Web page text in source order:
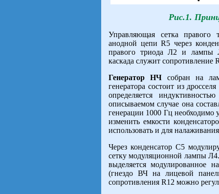
Рис.1.
Управляющая сетка правого
анодной цепи R5 через
правого триода Л2 и лампы
каскада служит сопротивление
Генератор НЧ собран на
генератора состоит из
определяется
описываемом случае она
генерации 1000 Гц необходимо
изменить емкости
использовать и для
Через конденсатор С5
сетку модуляционной лампы
выделяется модулированное
(гнездо ВЧ на лицевой
сопротивления R12 можно